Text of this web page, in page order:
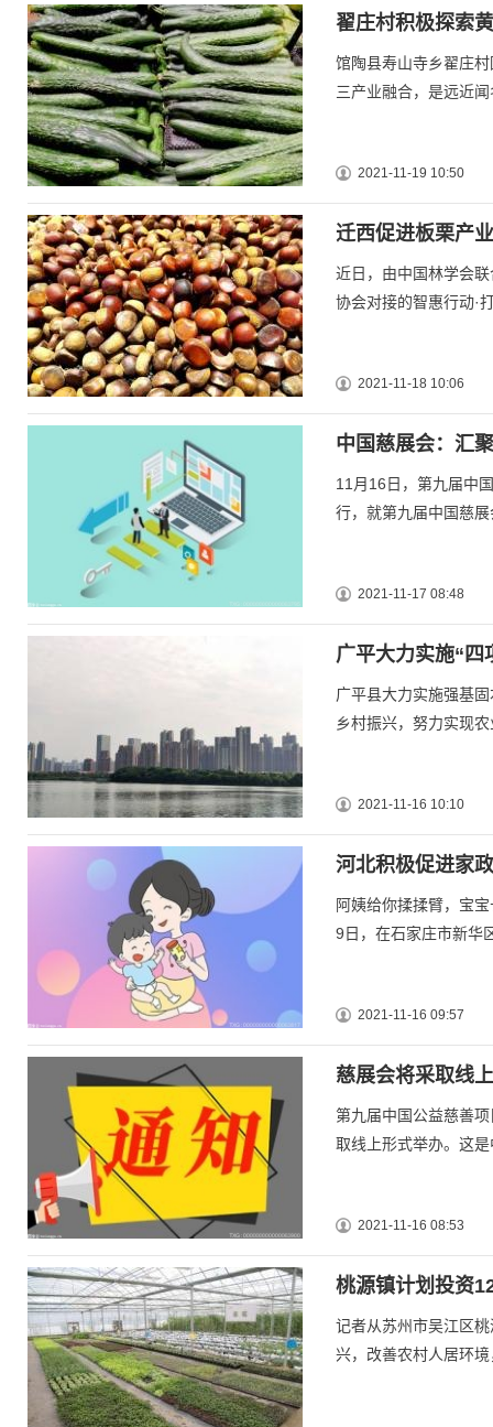
翟庄村积极探索
馆陶县寿山寺乡翟庄
三产业融合，是远近
2021-11-19 10:50
迁西促进板栗产
近日，由中国林学会
协会对接的智惠行动·
2021-11-18 10:06
中国慈展会：汇
11月16日，第九届中
行，就第九届中国慈
2021-11-17 08:48
广平大力实施“四
广平县大力实施强基
乡村振兴，努力实现
2021-11-16 10:10
河北积极促进家
阿姨给你揉揉臂，宝
9日，在石家庄市新华
2021-11-16 09:57
慈展会将采取线
第九届中国公益慈善
取线上形式举办。这
2021-11-16 08:53
桃源镇计划投资
记者从苏州市吴江区
兴，改善农村人居环